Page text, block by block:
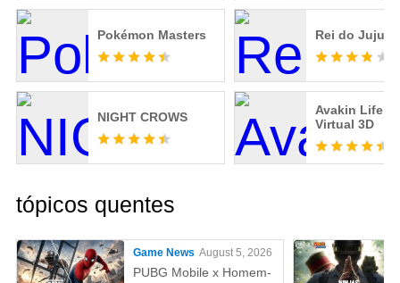
Pokémon Masters Rei do
NIGHT CROWS
Avakin Life -
Virtual 3D
tópicos quentes
Game News August 5, 2026
PUBG Mobile x Homem-